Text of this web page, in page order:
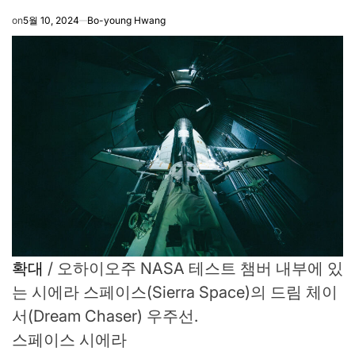
on5월 10, 2024 Bo-young Hwang
확대 / 오하이오주 NASA 테스트 챔버 내부에 있
는 시에라 스페이스(Sierra Space)의 드림 체이
서(Dream Chaser) 우주선.
스페이스 시에라